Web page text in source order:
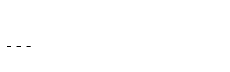
---